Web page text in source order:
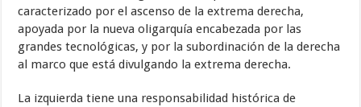
caracterizado por el ascenso de la extrema derecha,
apoyada por la nueva oligarquía encabezada por las
grandes tecnológicas, y por la subordinación de la derecha
al marco que está divulgando la extrema derecha.
La izquierda tiene una responsabilidad histórica de